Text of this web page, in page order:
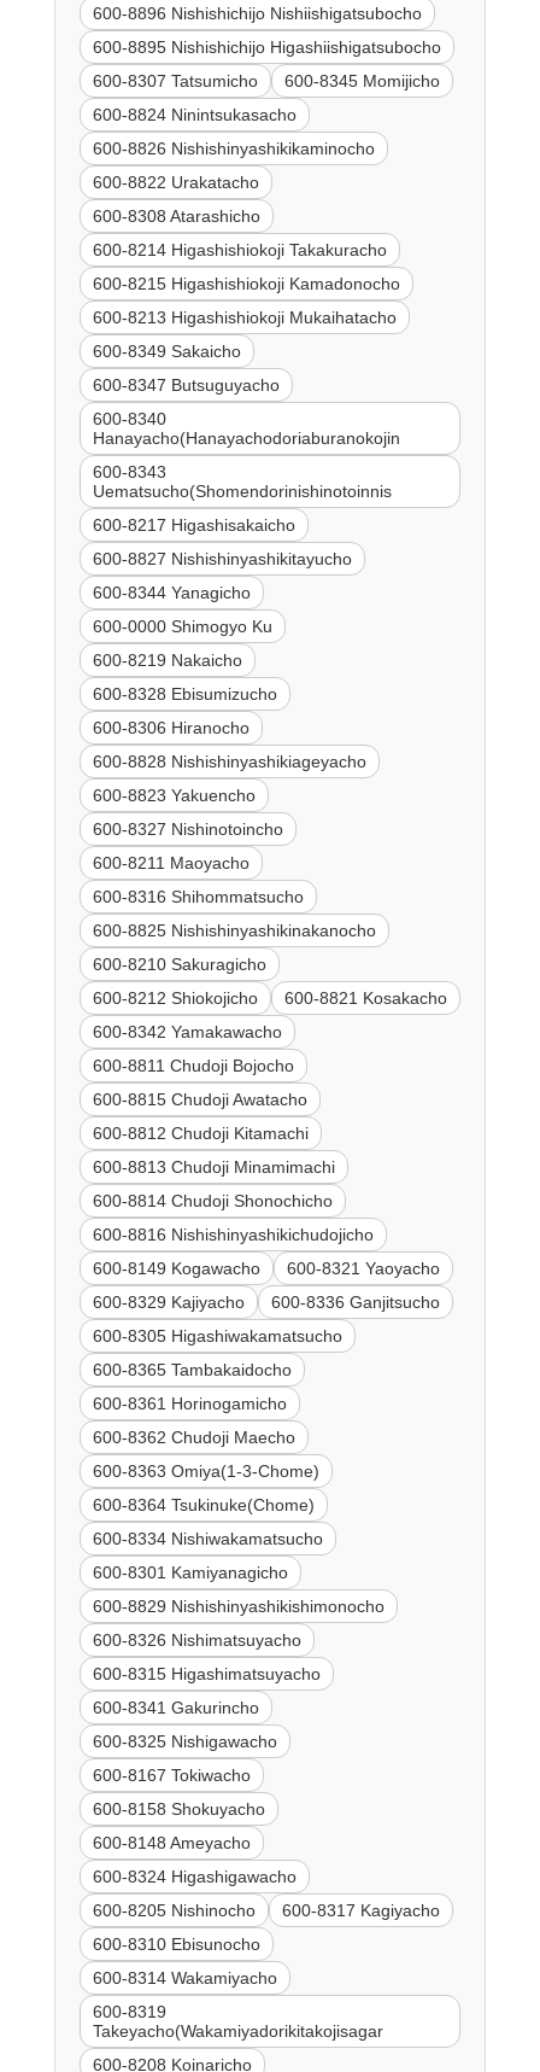
600-8896 Nishishichijo Nishiishigatsubocho
600-8895 Nishishichijo Higashiishigatsubocho
600-8307 Tatsumicho
600-8345 Momijicho
600-8824 Ninintsukasacho
600-8826 Nishishinyashikikaminocho
600-8822 Urakatacho
600-8308 Atarashicho
600-8214 Higashishiokoji Takakuracho
600-8215 Higashishiokoji Kamadonocho
600-8213 Higashishiokoji Mukaihatacho
600-8349 Sakaicho
600-8347 Butsuguyacho
600-8340
Hanayacho(Hanayachodoriaburanokojin
600-8343
Uematsucho(Shomendorinishinotoinnis
600-8217 Higashisakaicho
600-8827 Nishishinyashikitayucho
600-8344 Yanagicho
600-0000 Shimogyo Ku
600-8219 Nakaicho
600-8328 Ebisumizucho
600-8306 Hiranocho
600-8828 Nishishinyashikiageyacho
600-8823 Yakuencho
600-8327 Nishinotoincho
600-8211 Maoyacho
600-8316 Shihommatsucho
600-8825 Nishishinyashikinakanocho
600-8210 Sakuragicho
600-8212 Shiokojicho
600-8821 Kosakacho
600-8342 Yamakawacho
600-8811 Chudoji Bojocho
600-8815 Chudoji Awatacho
600-8812 Chudoji Kitamachi
600-8813 Chudoji Minamimachi
600-8814 Chudoji Shonochicho
600-8816 Nishishinyashikichudojicho
600-8149 Kogawacho
600-8321 Yaoyacho
600-8329 Kajiyacho
600-8336 Ganjitsucho
600-8305 Higashiwakamatsucho
600-8365 Tambakaidocho
600-8361 Horinogamicho
600-8362 Chudoji Maecho
600-8363 Omiya(1-3-Chome)
600-8364 Tsukinuke(Chome)
600-8334 Nishiwakamatsucho
600-8301 Kamiyanagicho
600-8829 Nishishinyashikishimonocho
600-8326 Nishimatsuyacho
600-8315 Higashimatsuyacho
600-8341 Gakurincho
600-8325 Nishigawacho
600-8167 Tokiwacho
600-8158 Shokuyacho
600-8148 Ameyacho
600-8324 Higashigawacho
600-8205 Nishinocho
600-8317 Kagiyacho
600-8310 Ebisunocho
600-8314 Wakamiyacho
600-8319
Takeyacho(Wakamiyadorikitakojisagar
600-8208 Koinaricho